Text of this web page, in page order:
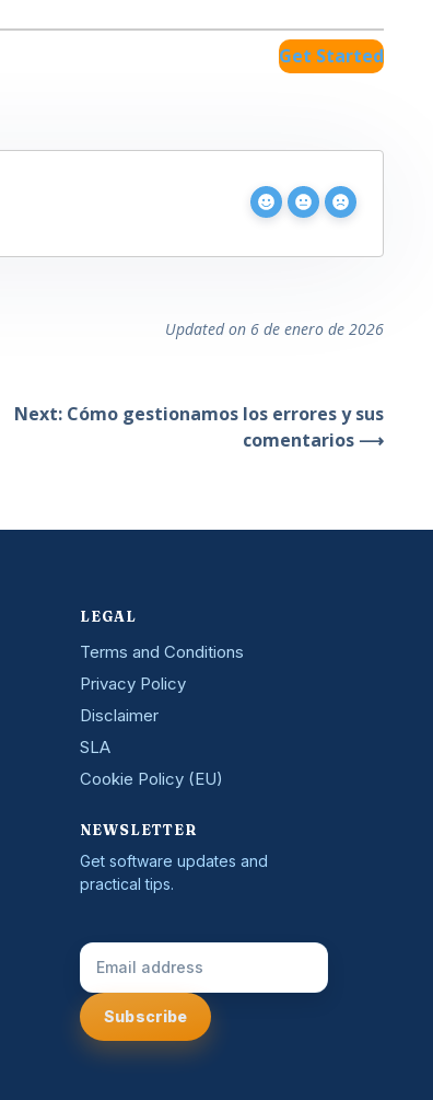
Get Started
Updated on 6 de enero de 2026
Next: Cómo gestionamos los errores y sus
comentarios ⟶
LEGAL
Terms and Conditions
Privacy Policy
Disclaimer
SLA
Cookie Policy (EU)
NEWSLETTER
Get software updates and
practical tips.
Email Address